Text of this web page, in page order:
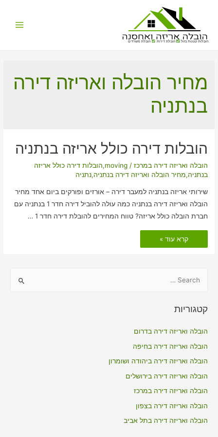
הובלות קטנות בזול הובלת דירות הובלת משרדים
מחיר הובלה ואריזה דירה
בנתניה
הובלות דירה כולל אריזה בנתניה
הובלה ואריזה דירה במרכז /
moving
,הובלות דירה כולל אריזה
בנתניה,מחיר הובלה ואריזה דירה בנתניה,נתניה
שירותי אריזה בנתניה למעבר דירה – אורזים ופורקים ביום אחד מחיר
הובלה ואריזה דירה בנתניה כמה עולה להוביל דירה חדר 1 בנתניה עם
חברת הובלה כולל אריזה? טווח המחירים להובלת דירה חדר 1 …
הובלות
דירה
כולל
קרא עוד »
r
o
r
:
קטגוריות
הובלה ואריזה דירה בדרום
הובלה ואריזה דירה בחיפה
הובלה ואריזה דירה ביהודה ושומרון
הובלה ואריזה דירה בירושלים
הובלה ואריזה דירה במרכז
הובלה ואריזה דירה בצפון
הובלה ואריזה דירה בתל אביב